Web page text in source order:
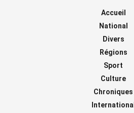
Accueil
National
Divers
Régions
Sport
Culture
Chroniques
International